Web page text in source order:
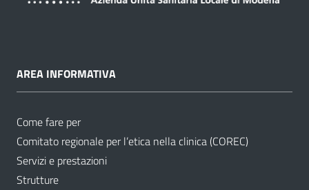
AREA INFORMATIVA
Come fare per
Comitato regionale per l’etica nella clinica (COREC)
Servizi e prestazioni
Strutture